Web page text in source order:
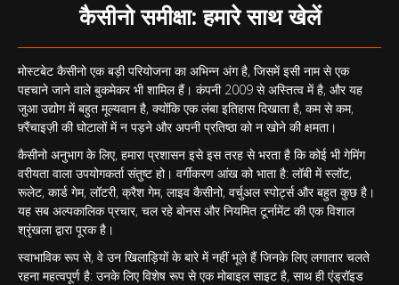
कैसीनो समीक्षा: हमारे साथ खेलें
मोस्टबेट कैसीनो एक बड़ी परियोजना का अभिन्न अंग है, जिसमें इसी नाम से एक
पहचाने जाने वाले बुकमेकर भी शामिल हैं। कंपनी 2009 से अस्तित्व में है, और यह
जुआ उद्योग में बहुत मूल्यवान है, क्योंकि एक लंबा इतिहास दिखाता है, कम से कम,
फ़्रैंचाइज़ी की घोटालों में न पड़ने और अपनी प्रतिष्ठा को न खोने की क्षमता।
कैसीनो अनुभाग के लिए, हमारा प्रशासन इसे इस तरह से भरता है कि कोई भी गेमिंग
वरीयता वाला उपयोगकर्ता संतुष्ट हो। वर्गीकरण आंख को भाता है: लॉबी में स्लॉट,
रूलेट, कार्ड गेम, लॉटरी, क्रैश गेम, लाइव कैसीनो, वर्चुअल स्पोर्ट्स और बहुत कुछ है।
यह सब अल्पकालिक प्रचार, चल रहे बोनस और नियमित टूर्नामेंट की एक विशाल
श्रृंखला द्वारा पूरक है।
स्वाभाविक रूप से, वे उन खिलाड़ियों के बारे में नहीं भूले हैं जिनके लिए लगातार चलते
रहना महत्वपूर्ण है: उनके लिए विशेष रूप से एक मोबाइल साइट है, साथ ही एंड्रॉइड